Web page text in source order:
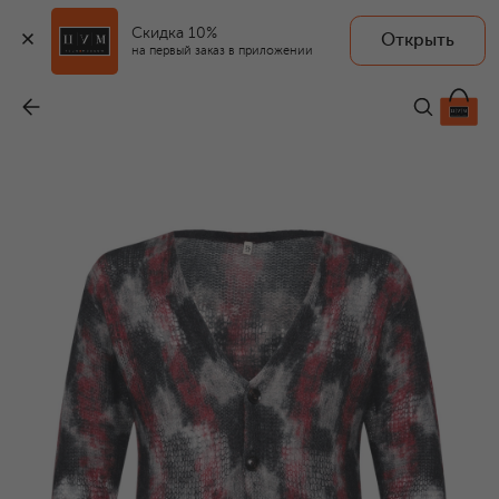
Скидка 10%
на первый заказ в приложении
Открыть
R13